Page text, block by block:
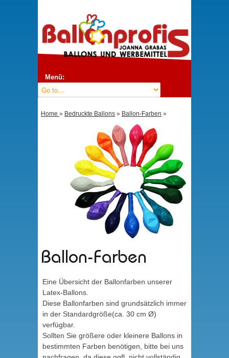
Menü:
Home » Bedruckte Ballons » Ballon-Farben »
Ballon-Farben
Eine Übersicht der Ballonfarben unserer
Latex-Ballons.
Diese Ballonfarben sind grundsätzlich immer
in der Standardgröße(ca. 30 cm Ø)
verfügbar.
Sollten Sie größere oder kleinere Ballons in
bestimmten Farben benötigen, bitte bei uns